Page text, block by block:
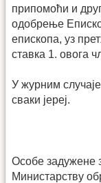
припомоћи и
одобрење
епископа, уз
ставка 1. овога
У журним
сваки јереј.
Особе задужене
Министарству